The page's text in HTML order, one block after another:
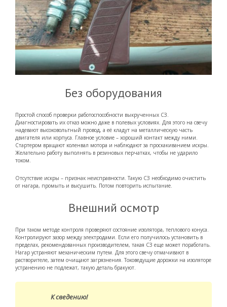
Без оборудования
Простой способ проверки работоспособности выкрученных СЗ.
Диагностировать их отказ можно даже в полевых условиях. Для этого на свечу
надевают высоковольтный провод, а её кладут на металлическую часть
двигателя или корпуса. Главное условие – хороший контакт между ними.
Стартером вращают коленвал мотора и наблюдают за проскакиванием искры.
Желательно работу выполнять в резиновых перчатках, чтобы не ударило
током.
Отсутствие искры – признак неисправности. Такую СЗ необходимо очистить
от нагара, промыть и высушить. Потом повторить испытание.
Внешний осмотр
При таком методе контроля проверяют состояние изолятора, теплового конуса.
Контролируют зазор между электродами. Если его получилось установить в
пределах, рекомендованных производителем, такая СЗ еще может поработать.
Нагар устраняют механическим путем. Для этого свечу отмачивают в
растворителе, затем очищают загрязнения. Токоведущие дорожки на изоляторе
устранению не подлежат, такую деталь бракуют.
К сведению!